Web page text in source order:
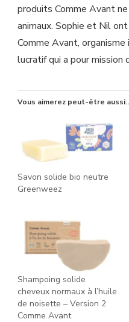
produits Comme Avant
animaux. Sophie et Nil
Comme Avant,
lucratif qui a pour mission
Vous aimerez peut-être
Savon solide bio neutre
Greenweez
Shampoing solide
cheveux normaux à l’huile
de noisette – Version 2
Comme Avant